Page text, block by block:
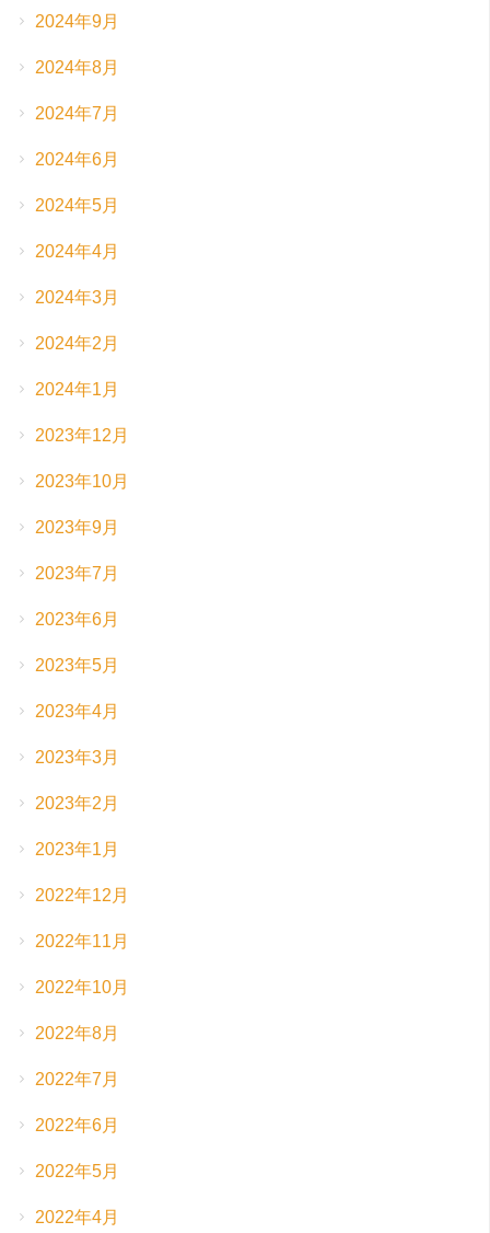
2024年9月
2024年8月
2024年7月
2024年6月
2024年5月
2024年4月
2024年3月
2024年2月
2024年1月
2023年12月
2023年10月
2023年9月
2023年7月
2023年6月
2023年5月
2023年4月
2023年3月
2023年2月
2023年1月
2022年12月
2022年11月
2022年10月
2022年8月
2022年7月
2022年6月
2022年5月
2022年4月